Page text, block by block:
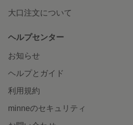
大口注文について
ヘルプセンター
お知らせ
ヘルプとガイド
利用規約
minneのセキュリティ